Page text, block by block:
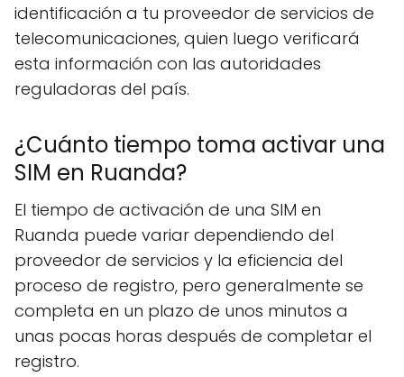
identificación a tu proveedor de servicios de
telecomunicaciones, quien luego verificará
esta información con las autoridades
reguladoras del país.
¿Cuánto tiempo toma activar una
SIM en Ruanda?
El tiempo de activación de una SIM en
Ruanda puede variar dependiendo del
proveedor de servicios y la eficiencia del
proceso de registro, pero generalmente se
completa en un plazo de unos minutos a
unas pocas horas después de completar el
registro.